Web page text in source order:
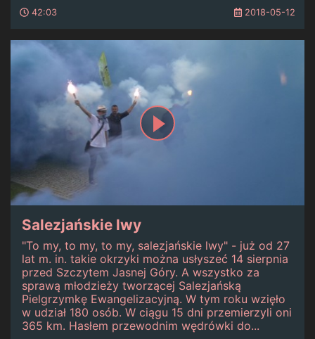
42:03 2018-05-12
Salezjańskie lwy
"To my, to my, to my, salezjańskie lwy" - już od 27
lat m. in. takie okrzyki można usłyszeć 14 sierpnia
przed Szczytem Jasnej Góry. A wszystko za
sprawą młodzieży tworzącej Salezjańską
Pielgrzymkę Ewangelizacyjną. W tym roku wzięło
w udział 180 osób. W ciągu 15 dni przemierzyli oni
365 km. Hasłem przewodnim wędrówki do...